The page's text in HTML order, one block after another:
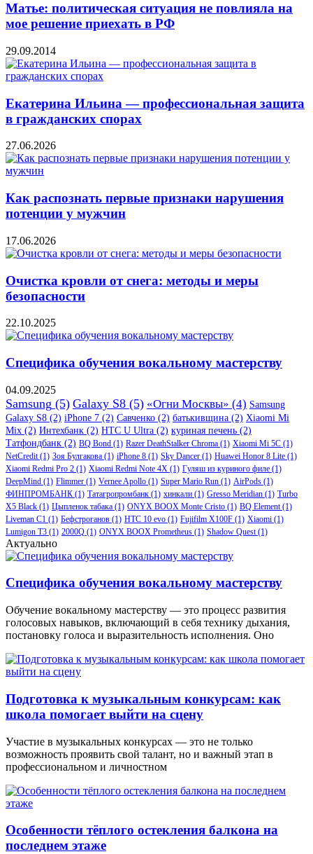
Матье: политическая ситуация не повлияла на
мое решение приехать в РФ
29.09.2014
Екатерина Ильина — профессиональная защита
в гражданских спорах
27.06.2026
Как распознать первые признаки нарушения
потенции у мужчин
17.06.2026
Очистка кровли от снега: методы и меры
безопасности
22.10.2025
Специфика обучения вокальному мастерству
04.09.2025
Samsung (5) Galaxy S8 (5) «Огни Москвы» (4) Samsung
Galaxy S8 (2) iPhone 7 (2) Савченко (2) батькивщина (2) Xiaomi Mi
Mix (2) Интехбанк (2) HTC U Ultra (2) куриная печень (2)
Татфондбанк (2) BQ Bond (1) Razer DeathStalker Chroma (1) Xiaomi Mi 5C (1)
NetCredit (1) Зоя Булгакова (1) iPhone 8 (1) Sky Dancer (1) Huawei Honor 8 Lite (1)
Xiaomi Redmi Pro 2 (1) Xiaomi Redmi Note 4X (1) Гуляш из куриного филе (1)
DeepMind (1) Flimmer (1) Vernee Apollo (1) Super Mario Run (1) AirPods (1)
ФИНПРОМБАНК (1) Татагропромбанк (1) хинкали (1) Gresso Meridian (1) Turbo
X5 Black (1) Цыпленок табака (1) ONYX BOOX Monte Cristo (1) BQ Element (1)
Liveman C1 (1) Бефстроганов (1) HTC 10 evo (1) Fujifilm X100F (1) Xiaomi (1)
Lumigon T3 (1) 2000Q (1) ONYX BOOX Prometheus (1) Shadow Quest (1)
Актуально
Специфика обучения вокальному мастерству
Обучение вокальному мастерству — это процесс развития
голосовых навыков, включающий в себя технику дыхания,
постановку голоса и выразительность исполнения. Оно
Подготовка к музыкальным конкурсам: как
школа помогает выйти на сцену
Участие в музыкальных конкурсах — это не только
возможность проявить свой талант, но и важный этап в
профессиональном и личностном
Особенности тёплого остекления балкона на
последнем этаже